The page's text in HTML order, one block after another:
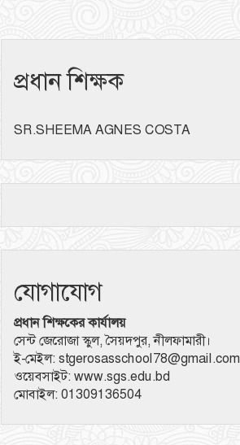
প্রধান শিক্ষক
SR.SHEEMA AGNES COSTA
যোগাযোগ
প্রধান শিক্ষকের কার্যালয়
সেন্ট জেরোজা স্কুল, সৈয়দপুর, নীলফামারী।
ই-মেইল: stgerosasschool78@gmail.com
ওয়েবসাইট: www.sgs.edu.bd
মোবাইল: 01309136504